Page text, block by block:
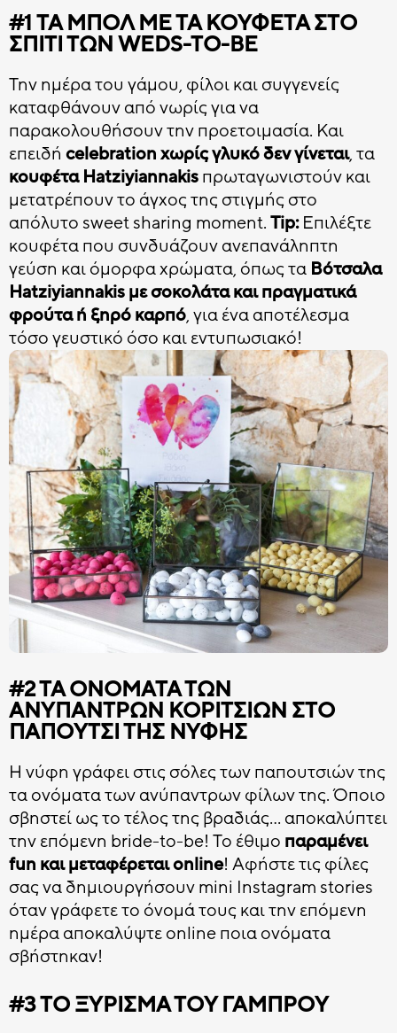
#1ΤΑ ΜΠΟΛ ΜΕ ΤΑ ΚΟΥΦΈΤΑ ΣΤΟ
ΣΠΊΤΙ ΤΩΝ WEDS-TO-BE
Την ημέρα του γάμου, φίλοι και συγγενείς
καταφθάνουν από νωρίς για να
παρακολουθήσουν την προετοιμασία. Και
επειδή celebration χωρίς γλυκό δεν γίνεται, τα
κουφέτα Hatziyiannakisπρωταγωνιστούν και
μετατρέπουν το άγχος της στιγμής στο
απόλυτο sweet sharing moment.Tip:Επιλέξτε
κουφέτα που συνδυάζουν ανεπανάληπτη
γεύση και όμορφα χρώματα, όπως τα Βότσαλα
Hatziyiannakis με σοκολάτα και πραγματικά
φρούτα ή ξηρό καρπό, για ένα αποτέλεσμα
τόσο γευστικό όσο και εντυπωσιακό!
#2 ΤΑ ΟΝΌΜΑΤΑ ΤΩΝ
ΑΝΎΠΑΝΤΡΩΝ ΚΟΡΙΤΣΙΏΝ ΣΤΟ
ΠΑΠΟΎΤΣΙ ΤΗΣ ΝΎΦΗΣ
Η νύφη γράφει στις σόλες των παπουτσιών της
τα ονόματα των ανύπαντρων φίλων της. Όποιο
σβηστεί ως το τέλος της βραδιάς… αποκαλύπτει
την επόμενη bride-to-be! Το έθιμο παραμένει
fun και μεταφέρεται online! Αφήστε τις φίλες
σας να δημιουργήσουν mini Instagram stories
όταν γράφετε το όνομά τους και την επόμενη
ημέρα αποκαλύψτε online ποια ονόματα
σβήστηκαν!
#3 ΤΟ ΞΎΡΙΣΜΑ ΤΟΥ ΓΑΜΠΡΟΎ